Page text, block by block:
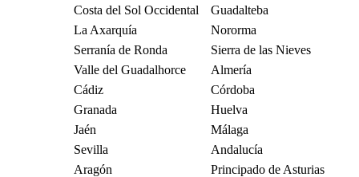
Costa del Sol Occidental
Guadalteba
La Axarquía
Nororma
Serranía de Ronda
Sierra de las Nieves
Valle del Guadalhorce
Almería
Cádiz
Córdoba
Granada
Huelva
Jaén
Málaga
Sevilla
Andalucía
Aragón
Principado de Asturias